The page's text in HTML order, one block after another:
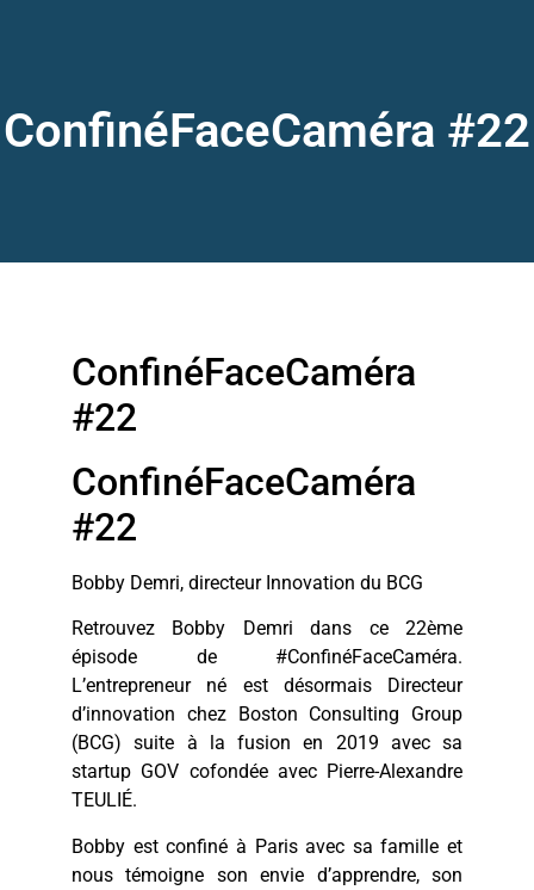
ConfinéFaceCaméra #22
ConfinéFaceCaméra
#22
ConfinéFaceCaméra
#22
Bobby Demri, directeur Innovation du BCG
Retrouvez Bobby Demri dans ce 22ème
épisode de #ConfinéFaceCaméra.
L’entrepreneur né est désormais Directeur
d’innovation chez Boston Consulting Group
(BCG) suite à la fusion en 2019 avec sa
startup GOV cofondée avec Pierre-Alexandre
TEULIÉ.
Bobby est confiné à Paris avec sa famille et
nous témoigne son envie d’apprendre, son